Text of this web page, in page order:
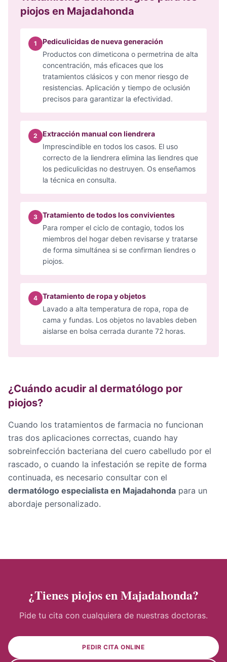
piojos en Majadahonda
1
Pediculicidas de nueva generación
Productos con dimeticona o permetrina de alta
concentración, más eficaces que los
tratamientos clásicos y con menor riesgo de
resistencias. Aplicación y tiempo de oclusión
precisos para garantizar la efectividad.
2
Extracción manual con liendrera
Imprescindible en todos los casos. El uso
correcto de la liendrera elimina las liendres que
los pediculicidas no destruyen. Os enseñamos
la técnica en consulta.
3
Tratamiento de todos los convivientes
Para romper el ciclo de contagio, todos los
miembros del hogar deben revisarse y tratarse
de forma simultánea si se confirman liendres o
piojos.
4
Tratamiento de ropa y objetos
Lavado a alta temperatura de ropa, ropa de
cama y fundas. Los objetos no lavables deben
aislarse en bolsa cerrada durante 72 horas.
¿Cuándo acudir al dermatólogo por
piojos?
Cuando los tratamientos de farmacia no funcionan
tras dos aplicaciones correctas, cuando hay
sobreinfección bacteriana del cuero cabelludo por el
rascado, o cuando la infestación se repite de forma
continuada, es necesario consultar con el
dermatólogo especialista en Majadahonda para un
abordaje personalizado.
¿Tienes piojos en Majadahonda?
Pide tu cita con cualquiera de nuestras doctoras.
PEDIR CITA ONLINE